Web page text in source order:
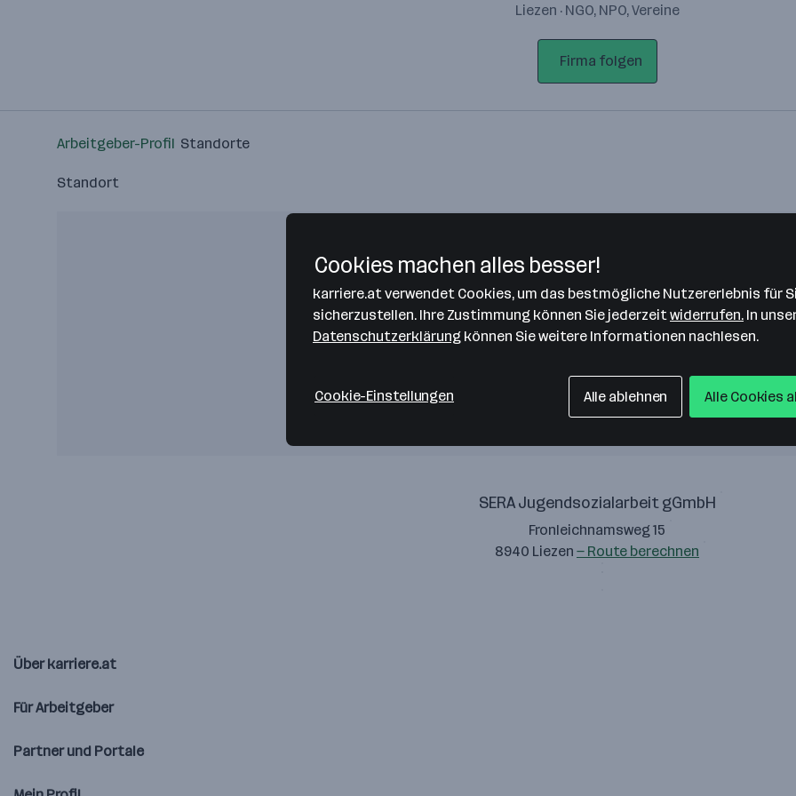
Liezen · NGO, NPO, Vereine
Firma folgen
Arbeitgeber-Profil Standorte
Standort
Bitte stimme unseren Cookie-
Richtlinien zu, um diese Karte
anzuzeigen.
Zustimmung geben
SERA Jugendsozialarbeit gGmbH
Fronleichnamsweg 15
8940 Liezen — Route berechnen
Über karriere.at
Für Arbeitgeber
Partner und Portale
Cookies machen alles besser!
karriere.at verwendet Cookies, um das bestmögliche Nutzererlebnis für
sicherzustellen. Ihre Zustimmung können Sie jederzeit widerrufen. In
Datenschutzerklärung können Sie weitere Informationen nachlesen.
Cookie-Einstellungen Alle ablehnen Alle Cookies